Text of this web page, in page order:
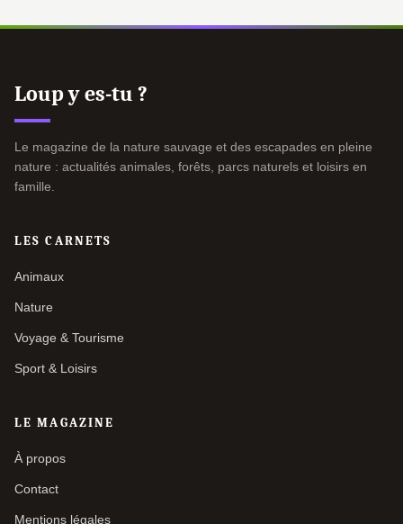
Loup y es-tu ?
Le magazine de la nature sauvage et des escapades en pleine
nature : actualités animales, forêts, parcs naturels et loisirs en
famille.
LES CARNETS
Animaux
Nature
Voyage & Tourisme
Sport & Loisirs
LE MAGAZINE
À propos
Contact
Mentions légales